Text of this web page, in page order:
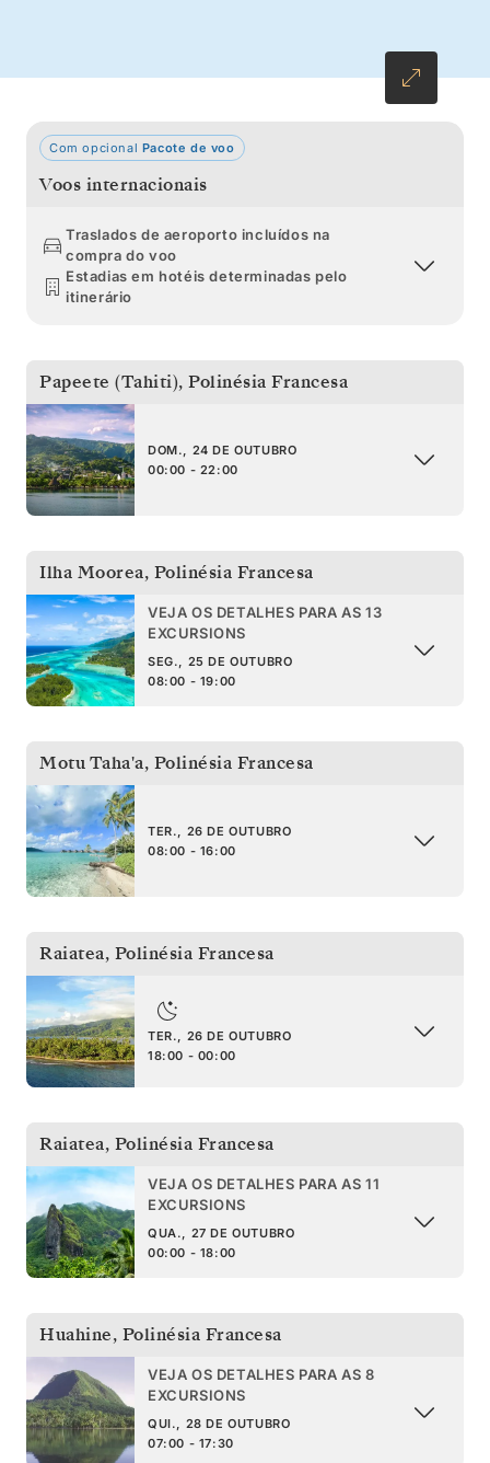
Com opcional Pacote de voo
Voos internacionais
Traslados de aeroporto incluídos na
compra do voo
Estadias em hotéis determinadas pelo
itinerário
Papeete (Tahiti), Polinésia Francesa
DOM., 24 DE OUTUBRO
00:00 - 22:00
Ilha Moorea, Polinésia Francesa
VEJA OS DETALHES PARA AS 13
EXCURSIONS
SEG., 25 DE OUTUBRO
08:00 - 19:00
Motu Taha'a, Polinésia Francesa
TER., 26 DE OUTUBRO
08:00 - 16:00
Raiatea, Polinésia Francesa
TER., 26 DE OUTUBRO
18:00 - 00:00
Raiatea, Polinésia Francesa
VEJA OS DETALHES PARA AS 11
EXCURSIONS
QUA., 27 DE OUTUBRO
00:00 - 18:00
Huahine, Polinésia Francesa
VEJA OS DETALHES PARA AS 8
EXCURSIONS
QUI., 28 DE OUTUBRO
07:00 - 17:30